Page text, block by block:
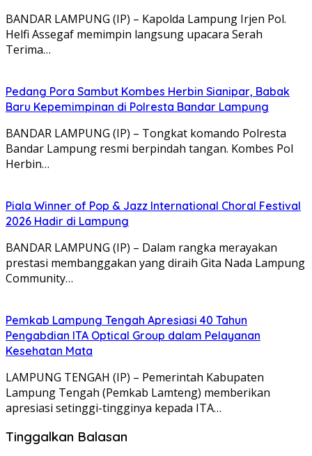
BANDAR LAMPUNG (IP) – Kapolda Lampung Irjen Pol.
Helfi Assegaf memimpin langsung upacara Serah
Terima…
Pedang Pora Sambut Kombes Herbin Sianipar, Babak
Baru Kepemimpinan di Polresta Bandar Lampung
BANDAR LAMPUNG (IP) – Tongkat komando Polresta
Bandar Lampung resmi berpindah tangan. Kombes Pol
Herbin…
Piala Winner of Pop & Jazz International Choral Festival
2026 Hadir di Lampung
BANDAR LAMPUNG (IP) – Dalam rangka merayakan
prestasi membanggakan yang diraih Gita Nada Lampung
Community…
Pemkab Lampung Tengah Apresiasi 40 Tahun
Pengabdian ITA Optical Group dalam Pelayanan
Kesehatan Mata
LAMPUNG TENGAH (IP) – Pemerintah Kabupaten
Lampung Tengah (Pemkab Lamteng) memberikan
apresiasi setinggi-tingginya kepada ITA…
Tinggalkan Balasan